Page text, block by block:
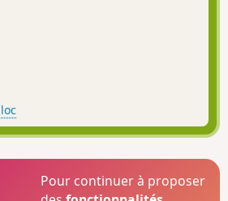
Pour continuer à proposer